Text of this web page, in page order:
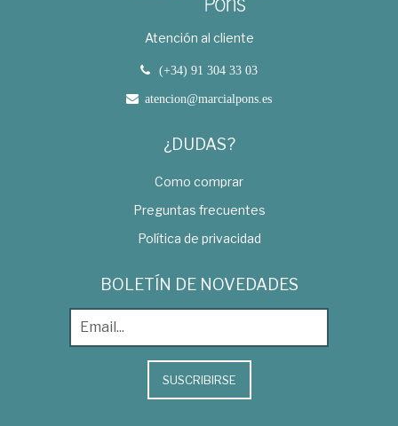
Atención al cliente
(+34) 91 304 33 03
atencion@marcialpons.es
¿DUDAS?
Como comprar
Preguntas frecuentes
Política de privacidad
BOLETÍN DE NOVEDADES
SUSCRIBIRSE